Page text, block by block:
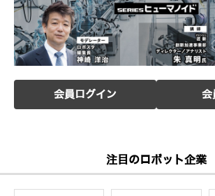
会員ログイン 会
注目のロボット企業